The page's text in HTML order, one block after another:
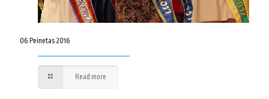
06 Peinetas 2016
Read more